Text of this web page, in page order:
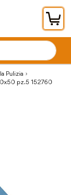
Pulizia
pz.5 152760